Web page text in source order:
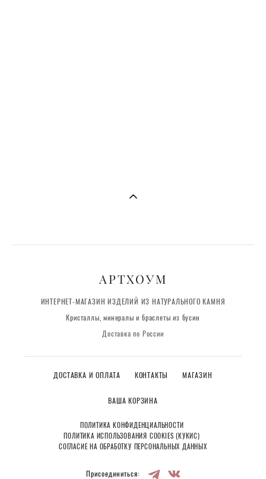
АРТХОУМ
ИНТЕРНЕТ-МАГАЗИН ИЗДЕЛИЙ ИЗ НАТУРАЛЬНОГО КАМНЯ
Кристаллы, минералы и браслеты из бусин
Доставка по России
ДОСТАВКА И ОПЛАТА КОНТАКТЫ МАГАЗИН
ВАША КОРЗИНА
ПОЛИТИКА КОНФИДЕНЦИАЛЬНОСТИ
ПОЛИТИКА ИСПОЛЬЗОВАНИЯ COOKIES (КУКИС)
СОГЛАСИЕ НА ОБРАБОТКУ ПЕРСОНАЛЬНЫХ ДАННЫХ
Присоединиться: